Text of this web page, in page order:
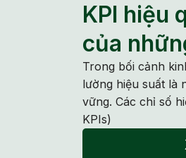
KPI hiệu
của
Trong bối cảnh
lường hiệu suất là
vững. Các chỉ số
KPIs)